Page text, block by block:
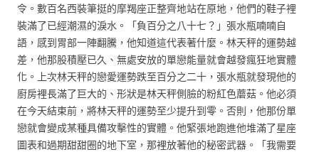
令。數百名西裝筆挺的摩羯座正整齊地站在原地，他們的鞋子裡
裝滿了已經潮濕的淚水。「負百分之八十七？」張水瓶喃喃自
語，感到胃部一陣翻騰，他知道這代表著什麼。林天秤的運勢越
差，他那股積壓已久、無處安放的單戀能量就會越發瘋狂地實體
化。上次林天秤的戀愛運勢跌至百分之二十，張水瓶就發現他的
廚房裡長滿了巨大的、形狀是林天秤側臉的粉紅色蘑菇。他必須
在今天結束前，將林天秤的運勢至少提升到零。否則，他那份單
戀就會變成某種具備攻擊性的實體。他緊張地跑進他堆滿了星座
圖表和過期甜甜圈的地下室，那裡放著他的秘密武器。「我需要